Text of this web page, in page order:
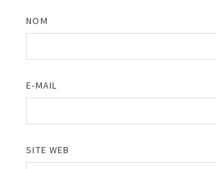
NOM
E-MAIL
SITE WEB